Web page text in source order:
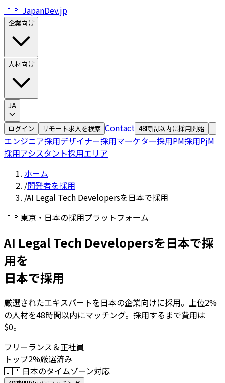
🇯🇵 JapanDev.jp
企業向け
人材向け
JA
ログイン リモート求人を検索 Contact 48時間以内に採用開始
エンジニア採用デザイナー採用マーケター採用PM採用PjM
採用アシスタント採用エリア
ホーム
/開発者を採用
/AI Legal Tech Developersを日本で採用
🇯🇵東京・日本の採用プラットフォーム
AI Legal Tech Developersを日本で採
用を
日本で採用
厳選されたエキスパートを日本の企業向けに採用。上位2%
の人材を48時間以内にマッチング。採用するまで費用は
$0。
フリーランス＆正社員
トップ2%厳選済み
🇯🇵 日本のタイムゾーン対応